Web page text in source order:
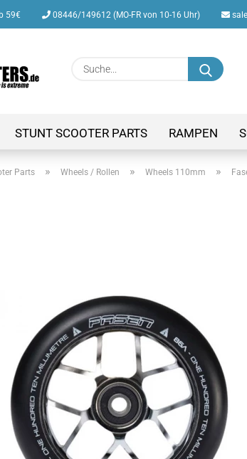
59€ 08446/149612 (MO-FR von 10-16 Uhr)
STUNT SCOOTER PARTS RAMPEN
Parts » Wheels / Rollen » Wheels 110mm »